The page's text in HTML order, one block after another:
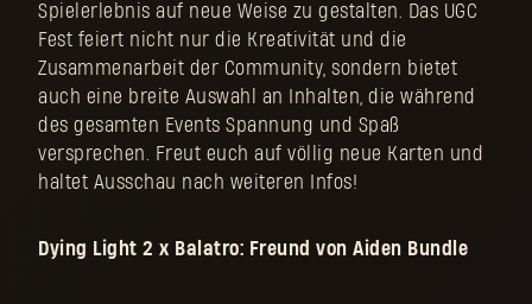
Spielerlebnis auf neue Weise zu gestalten. Das UGC
Fest feiert nicht nur die Kreativität und die
Zusammenarbeit der Community, sondern bietet
auch eine breite Auswahl an Inhalten, die während
des gesamten Events Spannung und Spaß
versprechen. Freut euch auf völlig neue Karten und
haltet Ausschau nach weiteren Infos!
Dying Light 2 x Balatro: Freund von Aiden Bundle